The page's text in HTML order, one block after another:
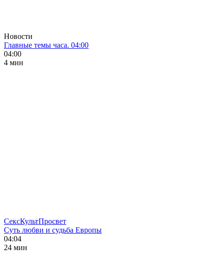
Новости
Главные темы часа. 04:00
04:00
4 мин
СексКультПросвет
Суть любви и судьба Европы
04:04
24 мин